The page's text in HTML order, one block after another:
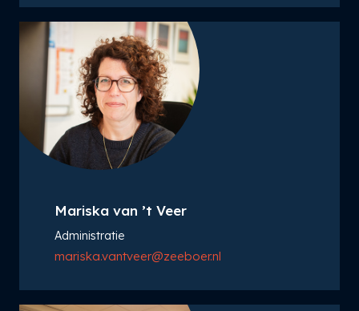
Mariska van ’t Veer
Administratie
mariska.vantveer@zeeboer.nl